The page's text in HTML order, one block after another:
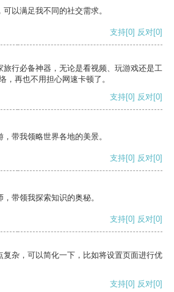
以满足我不同的社交需求。
支持[0] 反对[0]
旅行必备神器，无论是看视频、玩游戏还是工
，再也不用担心网速卡顿了。
支持[0] 反对[0]
带我领略世界各地的美景。
支持[0] 反对[0]
带领我探索知识的奥秘。
支持[0] 反对[0]
复杂，可以简化一下，比如将设置页面进行优
支持[0] 反对[0]